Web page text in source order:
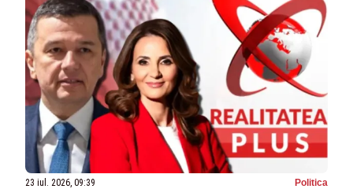
23 iul. 2026, 09:39 Politica